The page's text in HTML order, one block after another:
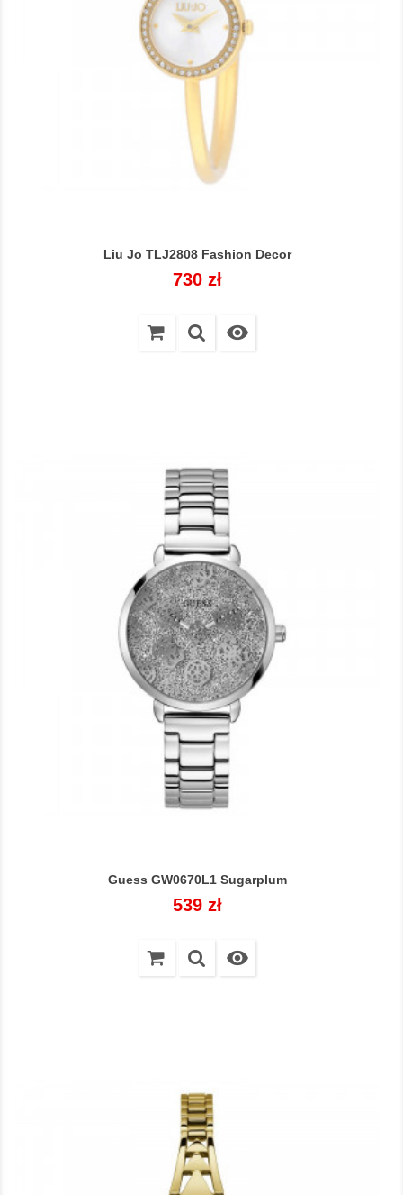
Liu Jo TLJ2808 Fashion Decor
Cena
730 zł

Guess GW0670L1 Sugarplum
Cena
539 zł
